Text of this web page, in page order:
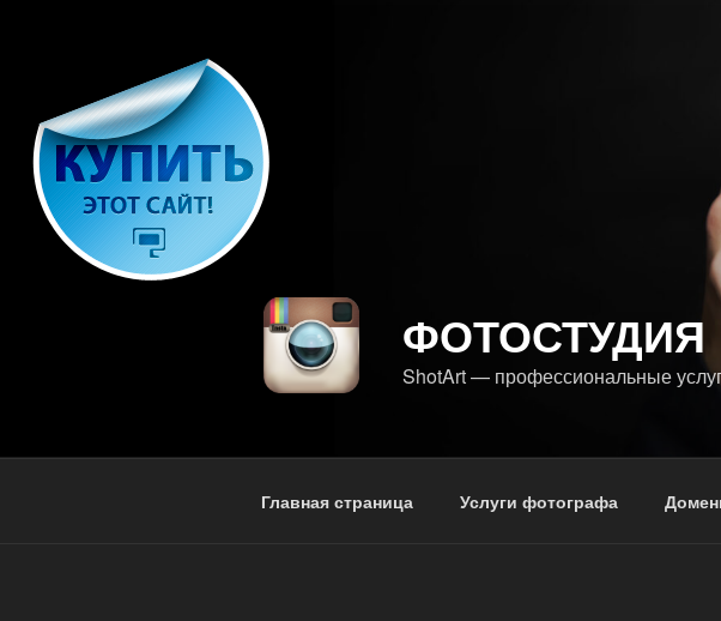
ФОТОСТУДИЯ
ShotArt — профессиональные
Главная страница Услуги фотографа